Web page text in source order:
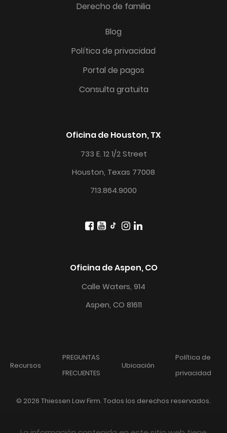
Derecho de familia
Blog
Política de privacidad
Portal de pagos
Consulta gratuita
Oficina de Houston, TX
733 E. 12 1/2 Street
Houston, Texas 77008
713.864.9000
Oficina de Aspen, CO
Calle Waters, 914
Aspen, CO 81611
Recursos
PREGUNTAS
FRECUENTES
Ubicación
Política de
privacidad
© 2026 Thiessen Law Firm. Todos los derechos reservados.